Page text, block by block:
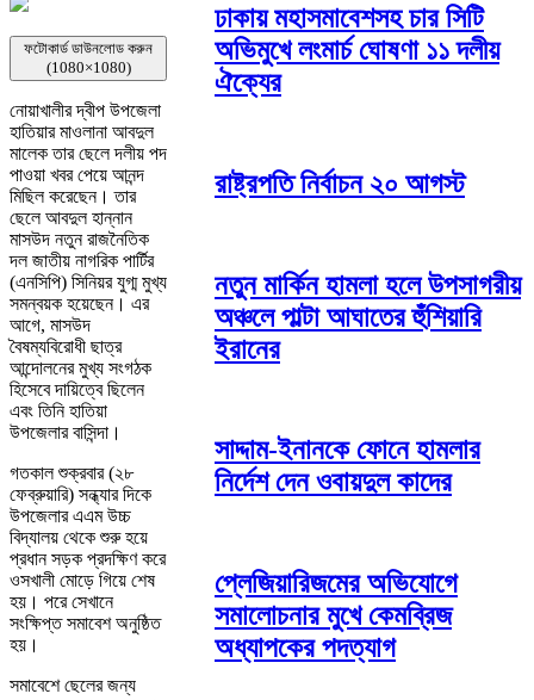
ফটোকার্ড ডাউনলোড করুন
(1080×1080)
নোয়াখালীর দ্বীপ উপজেলা
হাতিয়ার মাওলানা আবদুল
মালেক তার ছেলে দলীয় পদ
পাওয়া খবর পেয়ে আনন্দ
মিছিল করেছেন। তার
ছেলে আবদুল হান্নান
মাসউদ নতুন রাজনৈতিক
দল জাতীয় নাগরিক পার্টির
(এনসিপি) সিনিয়র যুগ্ম মুখ্য
সমন্বয়ক হয়েছেন। এর
আগে, মাসউদ
বৈষম্যবিরোধী ছাত্র
আন্দোলনের মুখ্য সংগঠক
হিসেবে দায়িত্বে ছিলেন
এবং তিনি হাতিয়া
উপজেলার বাসিন্দা।
গতকাল শুক্রবার (২৮
ফেব্রুয়ারি) সন্ধ্যার দিকে
উপজেলার এএম উচ্চ
বিদ্যালয় থেকে শুরু হয়ে
প্রধান সড়ক প্রদক্ষিণ করে
ওসখালী মোড়ে গিয়ে শেষ
হয়। পরে সেখানে
সংক্ষিপ্ত সমাবেশ অনুষ্ঠিত
হয়।
সমাবেশে ছেলের জন্য
ঢাকায় মহাসমাবেশসহ চার সিটি
অভিমুখে লংমার্চ ঘোষণা ১১ দলীয়
ঐক্যের
রাষ্ট্রপতি নির্বাচন ২০ আগস্ট
নতুন মার্কিন হামলা হলে উপসাগরীয়
অঞ্চলে পাল্টা আঘাতের হুঁশিয়ারি
ইরানের
সাদ্দাম-ইনানকে ফোনে হামলার
নির্দেশ দেন ওবায়দুল কাদের
প্লেজিয়ারিজমের অভিযোগে
সমালোচনার মুখে কেমব্রিজ
অধ্যাপকের পদত্যাগ